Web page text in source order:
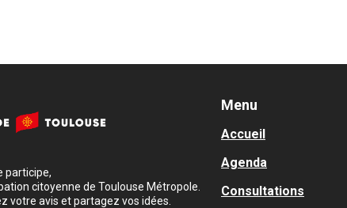
participe,
citoyenne de Toulouse Métropole.
votre avis et partagez vos idées.
Menu
Accueil
Agenda
Consultations